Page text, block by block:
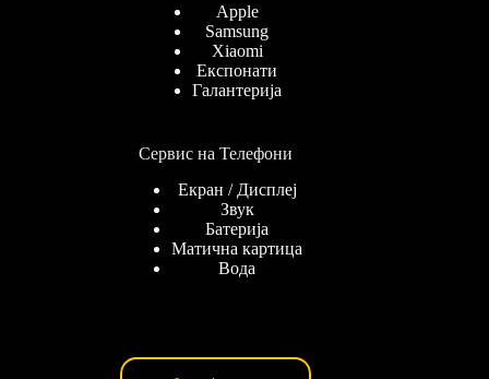
Apple
Samsung
Xiaomi
Експонати
Галантерија
Сервис на Телефони
Екран / Дисплеј
Звук
Батерија
Матична картица
Вода